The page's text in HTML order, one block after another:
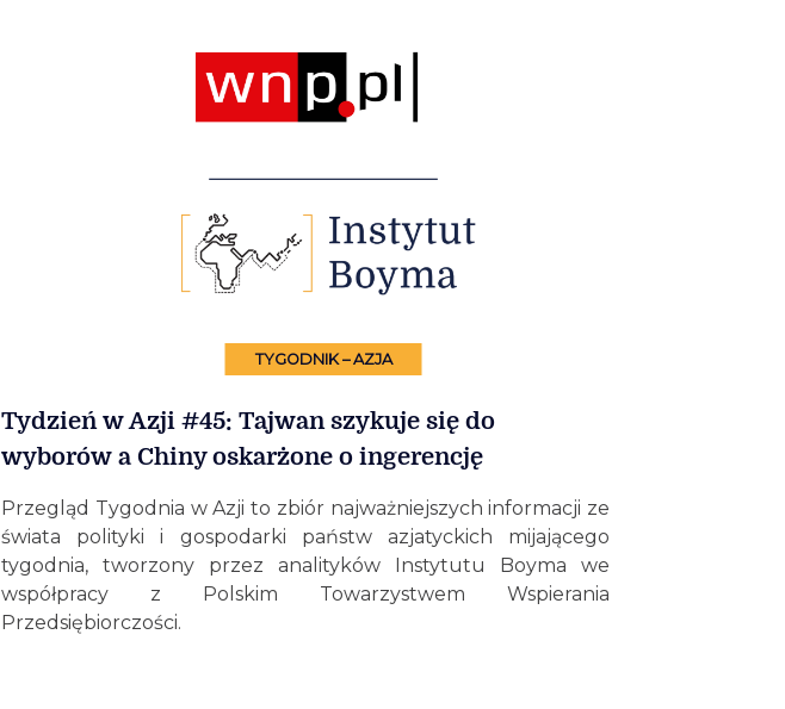
TYGODNIK – AZJA
Tydzień w Azji #45: Tajwan szykuje się do
wyborów a Chiny oskarżone o ingerencję
Przegląd Tygodnia w Azji to zbiór najważniejszych informacji ze
świata polityki i gospodarki państw azjatyckich mijającego
tygodnia, tworzony przez analityków Instytutu Boyma we
współpracy z Polskim Towarzystwem Wspierania
Przedsiębiorczości.